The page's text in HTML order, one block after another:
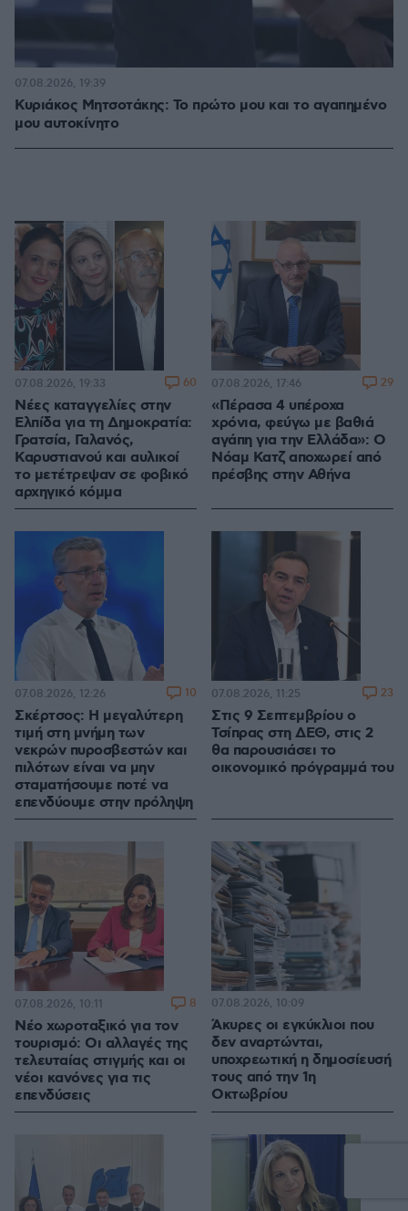
Κυριάκος Μητσοτάκης: Το πρώτο μου και το αγαπημένο
μου αυτοκίνητο
07.08.2026, 19:39
Νέες καταγγελίες στην
Ελπίδα για τη Δημοκρατία:
Γρατσία, Γαλανός,
Καρυστιανού και αυλικοί
το μετέτρεψαν σε φοβικό
αρχηγικό κόμμα
07.08.2026, 19:33 60
«Πέρασα 4 υπέροχα
χρόνια, φεύγω με βαθιά
αγάπη για την Ελλάδα»: Ο
Νόαμ Κατζ αποχωρεί από
πρέσβης στην Αθήνα
07.08.2026, 17:46 29
Σκέρτσος: Η μεγαλύτερη
τιμή στη μνήμη των
νεκρών πυροσβεστών και
πιλότων είναι να μην
σταματήσουμε ποτέ να
επενδύουμε στην πρόληψη
07.08.2026, 12:26 10
Στις 9 Σεπτεμβρίου ο
Τσίπρας στη ΔΕΘ, στις 2
θα παρουσιάσει το
οικονομικό πρόγραμμά του
07.08.2026, 11:25 23
Νέο χωροταξικό για τον
τουρισμό: Οι αλλαγές της
τελευταίας στιγμής και οι
νέοι κανόνες για τις
επενδύσεις
07.08.2026, 10:11 8
Άκυρες οι εγκύκλιοι που
δεν αναρτώνται,
υποχρεωτική η δημοσίευσή
τους από την 1η
Οκτωβρίου
07.08.2026, 10:09